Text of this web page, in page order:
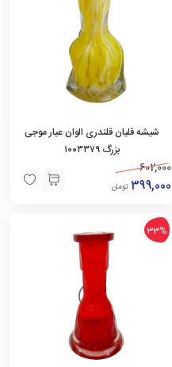
شیشه قلیان قلندری الوان عیار موجی
بزرگ ۱۰۰۳۳۷۹
602,000
399,000 تومان
33%